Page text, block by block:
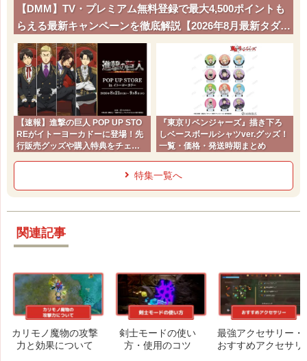
【DMM】TV・プレミアム無料登録で最大4,500ポイントも
らえる最新キャンペーンを徹底解説【2026年8月最新タダポ
チ】
【速報】進撃の巨人 POP UP STO
REがイトーヨーカドーに登場！先
行販売グッズや購入特典をチェッ
『東京リベンジャーズ』描き下ろ
しベースボールシャツver.グッズ！
一覧・価格・発送時期まとめ
特集一覧へ
関連記事
カリモノ魔物の攻撃
力と効果について
剣士モードの使い
方・使用のコツ
最強アクセサリー・
おすすめアクセサリ